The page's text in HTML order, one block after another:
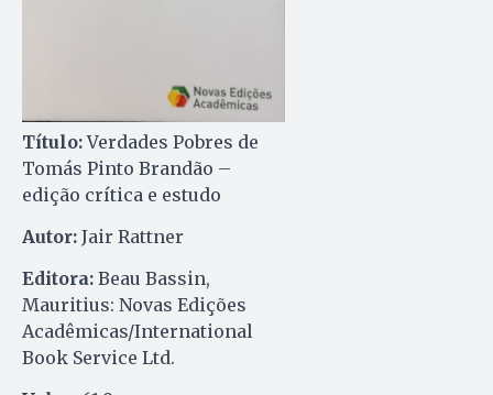
Título:Verdades Pobres de
Tomás Pinto Brandão –
edição crítica e estudo
Autor: Jair Rattner
Editora: Beau Bassin,
Mauritius: Novas Edições
Acadêmicas/International
Book Service Ltd.